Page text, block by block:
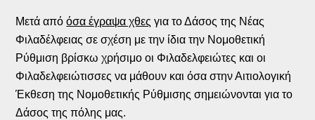
Μετά απόόσα έγραψα χθες για το Δάσος της Νέας
Φιλαδέλφειας σε σχέση με την ίδια την Νομοθετική
Ρύθμιση βρίσκω χρήσιμο οι Φιλαδελφειώτες και οι
Φιλαδελφειώτισσες να μάθουν και όσα στην Αιτιολογική
Έκθεση της Νομοθετικής Ρύθμισης σημειώνονται για το
Δάσος της πόλης μας.